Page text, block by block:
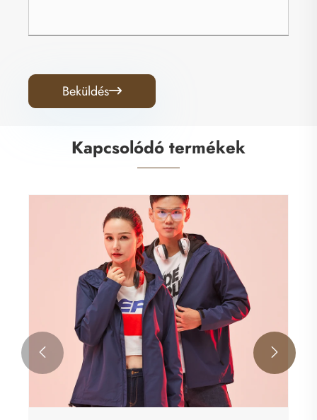
Beküldés
Kapcsolódó termékek
 